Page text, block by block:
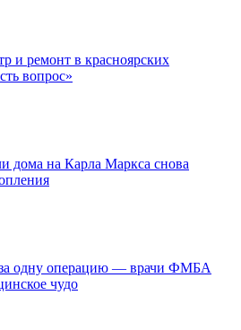
и ремонт в красноярских
вопрос»
на Карла Маркса снова
одну операцию — врачи ФМБА
чудо